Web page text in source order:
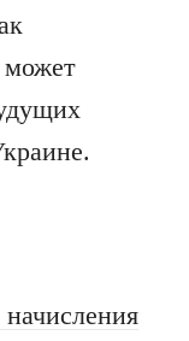
может